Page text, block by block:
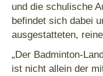
und die schulische
befindet sich dabei
ausgestatteten,
„Der Badminton-
ist nicht allein der